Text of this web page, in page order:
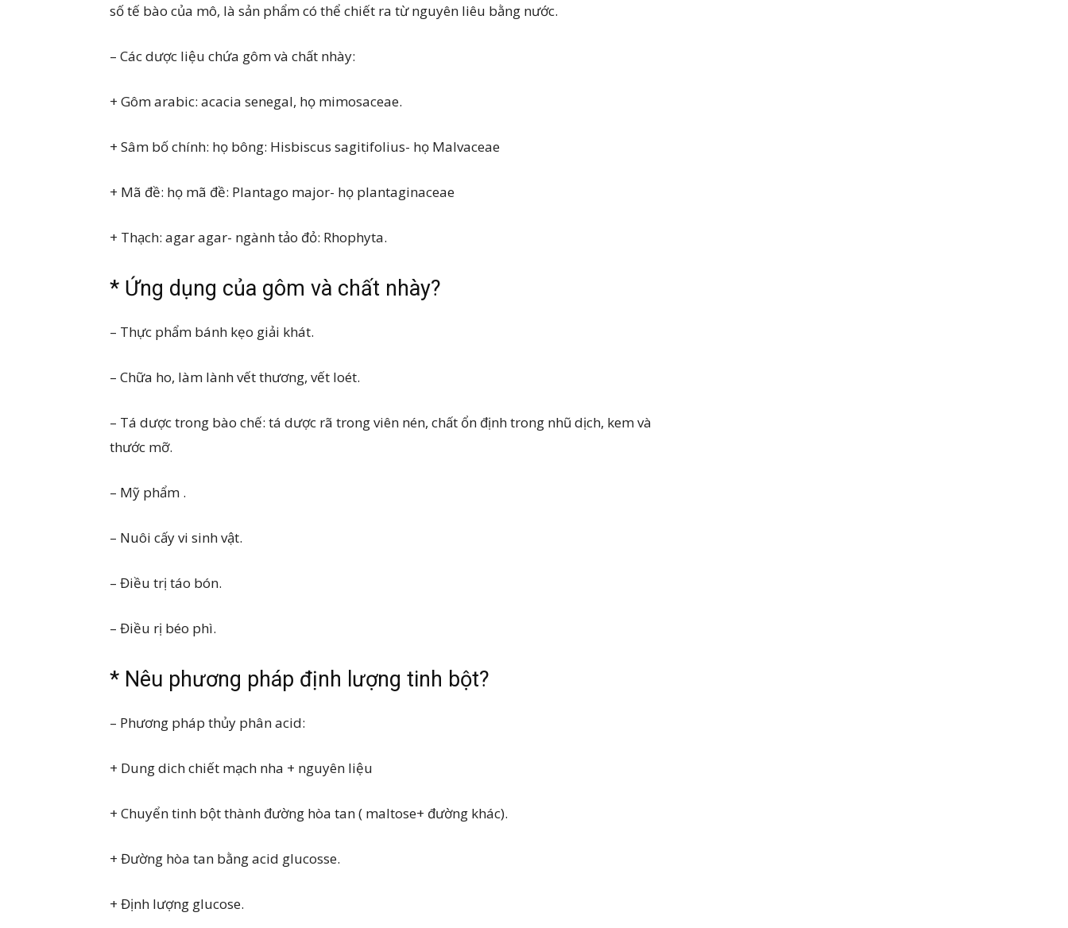
số tế bào của mô, là sản phẩm có thể chiết ra từ nguyên liêu bằng nước.
– Các dược liệu chứa gôm và chất nhày:
+ Gôm arabic: acacia senegal, họ mimosaceae.
+ Sâm bố chính: họ bông: Hisbiscus sagitifolius- họ Malvaceae
+ Mã đề: họ mã đề: Plantago major- họ plantaginaceae
+ Thạch: agar agar- ngành tảo đỏ: Rhophyta.
* Ứng dụng của gôm và chất nhày?
– Thực phẩm bánh kẹo giải khát.
– Chữa ho, làm lành vết thương, vết loét.
– Tá dược trong bào chế: tá dược rã trong viên nén, chất ổn định trong nhũ dịch, kem và
thước mỡ.
– Mỹ phẩm .
– Nuôi cấy vi sinh vật.
– Điều trị táo bón.
– Điều rị béo phì.
* Nêu phương pháp định lượng tinh bột?
– Phương pháp thủy phân acid:
+ Dung dich chiết mạch nha + nguyên liệu
+ Chuyển tinh bột thành đường hòa tan ( maltose+ đường khác).
+ Đường hòa tan bằng acid glucosse.
+ Định lượng glucose.